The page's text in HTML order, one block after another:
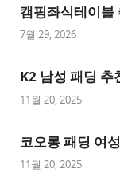
이
트
천
사
트
1
캠핑좌식테이블
7월 29, 2026
K2 남성 패딩 추
11월 20, 2025
코오롱 패딩 여
11월 20, 2025